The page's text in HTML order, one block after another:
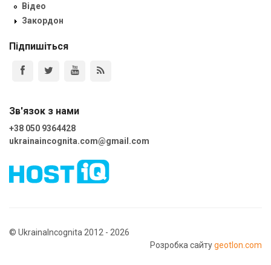
Відео
Закордон
Підпишіться
Зв'язок з нами
+38 050 9364428
ukrainaincognita.com@gmail.com
© UkrainaIncognita 2012 - 2026
Розробка сайтуgeotlon.com